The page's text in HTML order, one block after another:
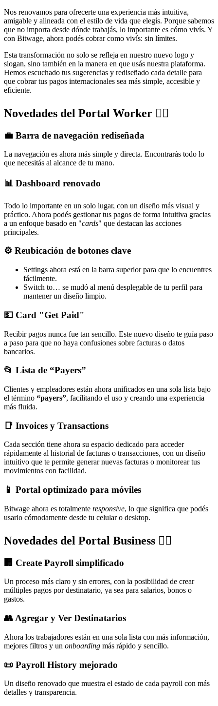
Nos renovamos para ofrecerte una experiencia más intuitiva,
amigable y alineada con el estilo de vida que elegís. Porque sabemos
que no importa desde dónde trabajás, lo importante es cómo vivís. Y
con Bitwage, ahora podés cobrar como vivís: sin límites.
Esta transformación no solo se refleja en nuestro nuevo logo y
slogan, sino también en la manera en que usás nuestra plataforma.
Hemos escuchado tus sugerencias y rediseñado cada detalle para
que cobrar tus pagos internacionales sea más simple, accesible y
eficiente.
Novedades del Portal Worker 👇🏼
💼 Barra de navegación rediseñada
La navegación es ahora más simple y directa. Encontrarás todo lo
que necesitás al alcance de tu mano.
📊 Dashboard renovado
Todo lo importante en un solo lugar, con un diseño más visual y
práctico. Ahora podés gestionar tus pagos de forma intuitiva gracias
a un enfoque basado en "cards" que destacan las acciones
principales.
⚙️ Reubicación de botones clave
Settings ahora está en la barra superior para que lo encuentres
fácilmente.
Switch to… se mudó al menú desplegable de tu perfil para
mantener un diseño limpio.
💵 Card "Get Paid"
Recibir pagos nunca fue tan sencillo. Este nuevo diseño te guía paso
a paso para que no haya confusiones sobre facturas o datos
bancarios.
📂 Lista de “Payers”
Clientes y empleadores están ahora unificados en una sola lista bajo
el término “payers”, facilitando el uso y creando una experiencia
más fluida.
📑 Invoices y Transactions
Cada sección tiene ahora su espacio dedicado para acceder
rápidamente al historial de facturas o transacciones, con un diseño
intuitivo que te permite generar nuevas facturas o monitorear tus
movimientos con facilidad.
📱 Portal optimizado para móviles
Bitwage ahora es totalmente responsive, lo que significa que podés
usarlo cómodamente desde tu celular o desktop.
Novedades del Portal Business 👇🏼
🏢 Create Payroll simplificado
Un proceso más claro y sin errores, con la posibilidad de crear
múltiples pagos por destinatario, ya sea para salarios, bonos o
gastos.
👥 Agregar y Ver Destinatarios
Ahora los trabajadores están en una sola lista con más información,
mejores filtros y un onboarding más rápido y sencillo.
📜 Payroll History mejorado
Un diseño renovado que muestra el estado de cada payroll con más
detalles y transparencia.